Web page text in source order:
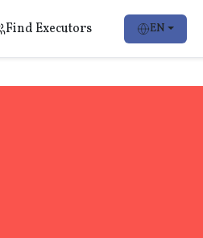
Find Executors EN